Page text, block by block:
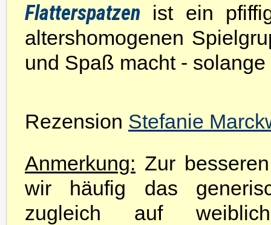
Flatterspatzen ist ein
altershomogenen
und Spaß macht -
Rezension Stefanie
Anmerkung: Zur
wir häufig das
zugleich auf